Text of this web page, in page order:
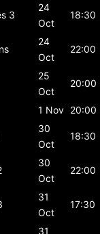
3
24
Oct
18:30
24
Oct
22:00
25
Oct
20:00
1 Nov 20:00
30
Oct
18:30
30
Oct
22:00
31
Oct
17:30
31